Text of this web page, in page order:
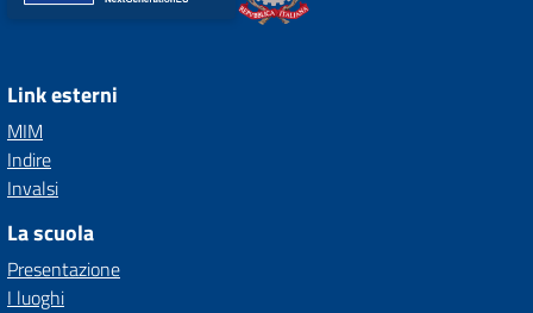
Link esterni
MIM
Indire
Invalsi
La scuola
Presentazione
I luoghi